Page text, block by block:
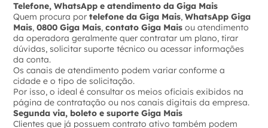
Telefone, WhatsApp e atendimento da Giga Mais
Quem procura portelefone da Giga Mais,WhatsApp Giga
Mais,0800 Giga Mais,contato Giga Mais ou atendimento
da operadora geralmente quer contratar um plano, tirar
dúvidas, solicitar suporte técnico ou acessar informações
da conta.
Os canais de atendimento podem variar conforme a
cidade e o tipo de solicitação.
Por isso, o ideal é consultar os meios oficiais exibidos na
página de contratação ou nos canais digitais da empresa.
Segunda via, boleto e suporte Giga Mais
Clientes que já possuem contrato ativo também podem